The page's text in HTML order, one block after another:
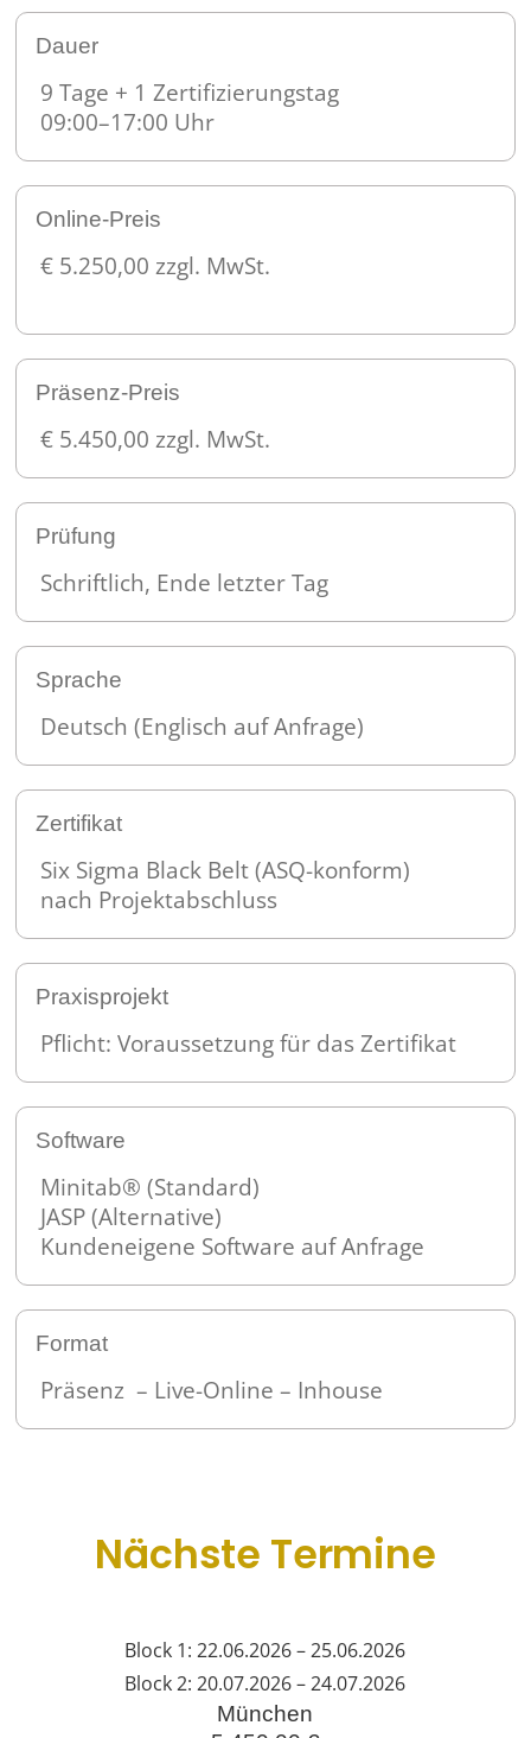
Dauer
9 Tage + 1 Zertifizierungstag
09:00–17:00 Uhr
Online-Preis
€ 5.250,00 zzgl. MwSt.
Präsenz-Preis
€ 5.450,00 zzgl. MwSt.
Prüfung
Schriftlich, Ende letzter Tag
Sprache
Deutsch (Englisch auf Anfrage)
Zertifikat
Six Sigma Black Belt (ASQ-konform)
nach Projektabschluss
Praxisprojekt
Pflicht: Voraussetzung für das Zertifikat
Software
Minitab® (Standard)
JASP (Alternative)
Kundeneigene Software auf Anfrage
Format
Präsenz – Live-Online – Inhouse
Nächste Termine
Block 1: 22.06.2026 – 25.06.2026
Block 2: 20.07.2026 – 24.07.2026
München